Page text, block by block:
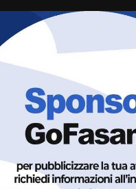
Fasanese ferito a
da fuoco
6 Agosto 2026 18:13